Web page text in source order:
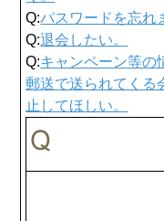
Q:パスワードを忘れ
Q:退会したい。
Q:キャンペーン等の
郵送で送られてくる
止してほしい。